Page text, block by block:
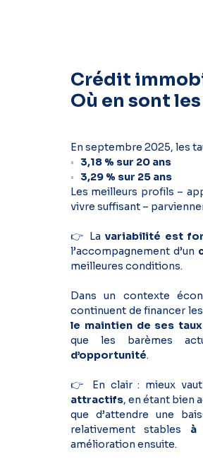
Crédit
Où en sont les
En septembre 2025, les
3,18 % sur 20 ans
3,29 % sur 25 ans
Les meilleurs profils –
vivre suffisant –
👉 La variabilité est
l’accompagnement d’un
meilleures conditions.
Dans un contexte
continuent de financer
le maintien de ses
que les barèmes
d’opportunité.
👉 En clair : mieux vaut
attractifs, en étant bien
que d’attendre une
relativement stables à
amélioration ensuite.